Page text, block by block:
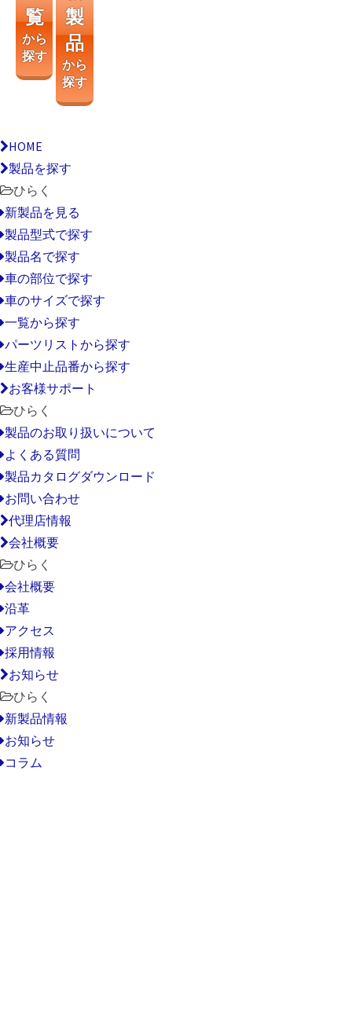
覧
から
探す
製
品
から
探す
HOME
製品を探す
ひらく
新製品を見る
製品型式で探す
製品名で探す
車の部位で探す
車のサイズで探す
一覧から探す
パーツリストから探す
生産中止品番から探す
お客様サポート
ひらく
製品のお取り扱いについて
よくある質問
製品カタログダウンロード
お問い合わせ
代理店情報
会社概要
ひらく
会社概要
沿革
アクセス
採用情報
お知らせ
ひらく
新製品情報
お知らせ
コラム